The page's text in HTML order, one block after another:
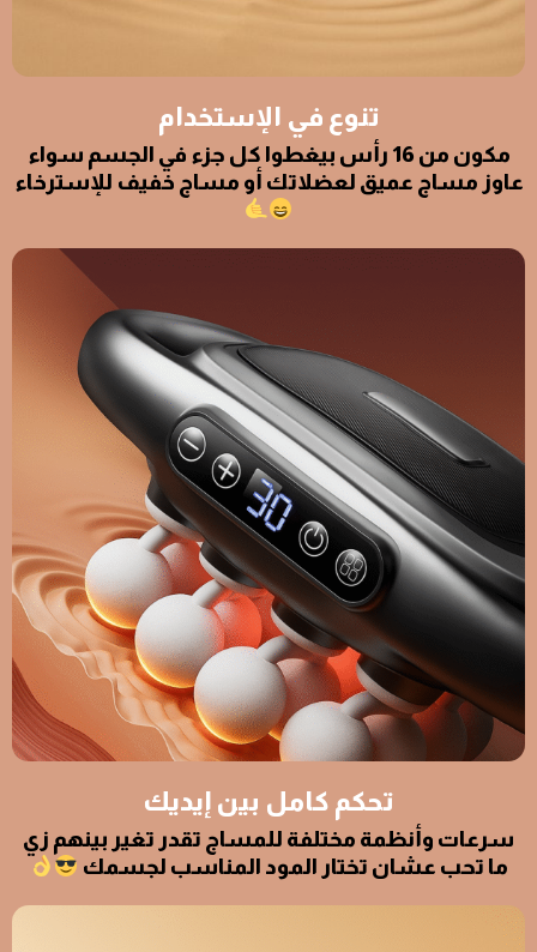
تنوع في الإستخدام
مكون من 16 رأس بيغطوا كل جزء في الجسم سواء
عاوز مساج عميق لعضلاتك أو مساج خفيف للإسترخاء
تحكم كامل بين إيديك
سرعات وأنظمة مختلفة للمساج تقدر تغير بينهم زي
ما تحب عشان تختار المود المناسب لجسمك